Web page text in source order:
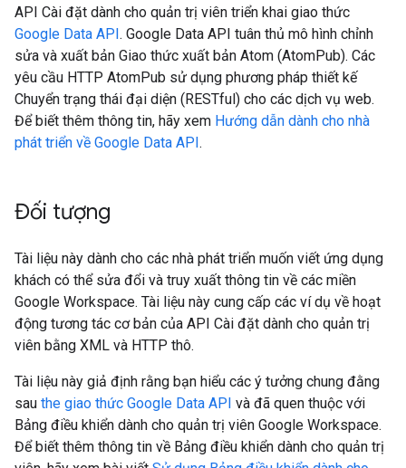
API Cài đặt dành cho quản trị viên triển khai giao thức
Google Data API. Google Data API tuân thủ mô hình chỉnh
sửa và xuất bản Giao thức xuất bản Atom (AtomPub). Các
yêu cầu HTTP AtomPub sử dụng phương pháp thiết kế
Chuyển trạng thái đại diện (RESTful) cho các dịch vụ web.
Để biết thêm thông tin, hãy xem Hướng dẫn dành cho nhà
phát triển về Google Data API.
Đối tượng
Tài liệu này dành cho các nhà phát triển muốn viết ứng dụng
khách có thể sửa đổi và truy xuất thông tin về các miền
Google Workspace. Tài liệu này cung cấp các ví dụ về hoạt
động tương tác cơ bản của API Cài đặt dành cho quản trị
viên bằng XML và HTTP thô.
Tài liệu này giả định rằng bạn hiểu các ý tưởng chung đằng
sau the giao thức Google Data API và đã quen thuộc với
Bảng điều khiển dành cho quản trị viên Google Workspace.
Để biết thêm thông tin về Bảng điều khiển dành cho quản trị